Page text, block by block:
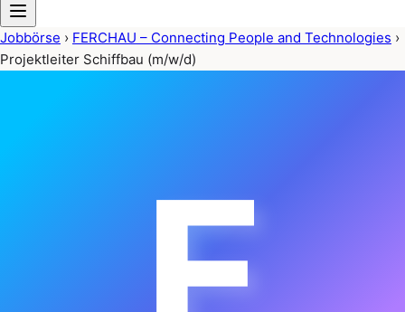
Jobbörse › FERCHAU – Connecting People and Technologies ›
Projektleiter Schiffbau (m/w/d)